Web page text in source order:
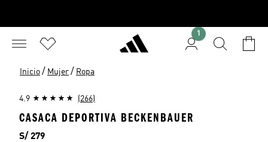
1
Inicio / Mujer / Ropa
4.9 (266)
CASACA DEPORTIVA BECKENBAUER
Precio
S/ 279